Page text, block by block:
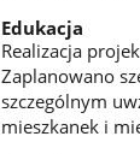
Edukacja
Realizacja
Zaplanowano
szczególnym
mieszkanek i